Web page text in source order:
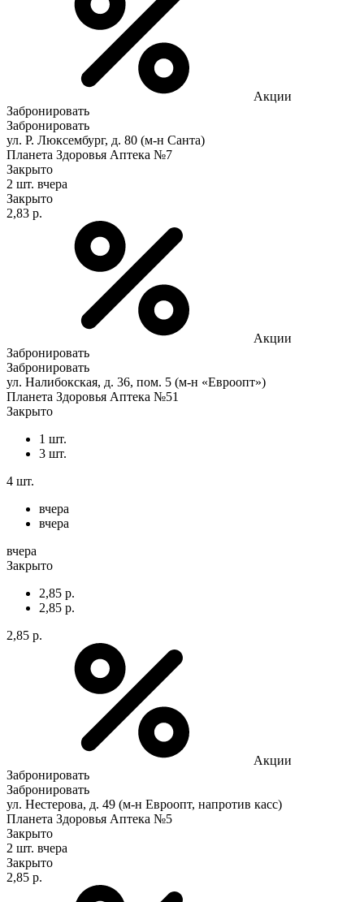
Акции
Забронировать
Забронировать
ул. Р. Люксембург, д. 80 (м-н Санта)
Планета Здоровья Аптека №7
Закрыто
2 шт. вчера
Закрыто
2,83 р.
Акции
Забронировать
Забронировать
ул. Налибокская, д. 36, пом. 5 (м-н «Евроопт»)
Планета Здоровья Аптека №51
Закрыто
1 шт.
3 шт.
4 шт.
вчера
вчера
вчера
Закрыто
2,85 р.
2,85 р.
2,85 р.
Акции
Забронировать
Забронировать
ул. Нестерова, д. 49 (м-н Евроопт, напротив касс)
Планета Здоровья Аптека №5
Закрыто
2 шт. вчера
Закрыто
2,85 р.